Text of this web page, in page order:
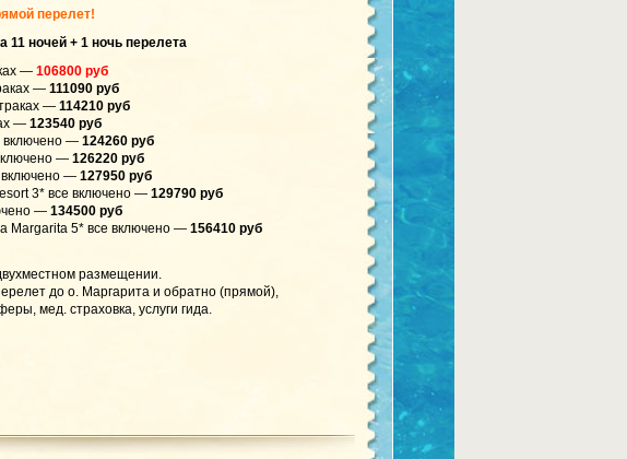
перелет!
11 ночей + 1 ночь перелета
— 106800 руб
— 111090 руб
— 114210 руб
— 123540 руб
включено — 124260 руб
— 126220 руб
включено — 127950 руб
3* все включено — 129790 руб
— 134500 руб
Margarita 5* все включено — 156410 руб
размещении.
до о. Маргарита и обратно (прямой),
мед. страховка, услуги гида.